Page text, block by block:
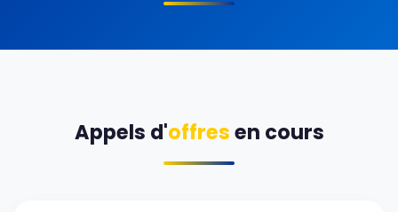
Appels d'offresen cours